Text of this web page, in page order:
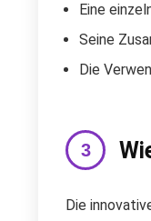
Eine
Seine
Die
Die